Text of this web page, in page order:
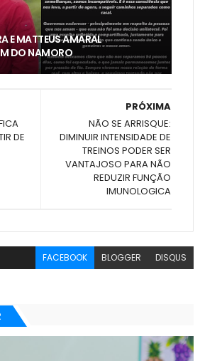
E MATTEUS AMARAL
DO NAMORO
PRÓXIMA
NÃO SE ARRISQUE:
DIMINUIR INTENSIDADE DE
TREINOS PODER SER
VANTAJOSO PARA NÃO
REDUZIR FUNÇÃO
IMUNOLOGICA
DE
FACEBOOK BLOGGER DISQUS